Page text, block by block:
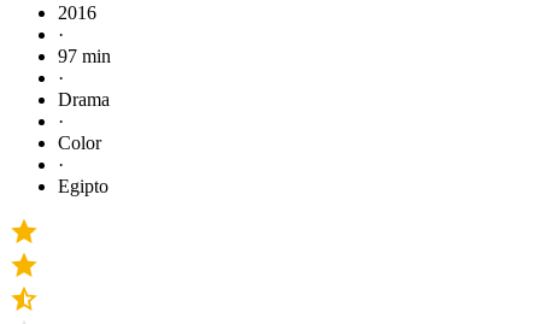
2016
·
97 min
·
Drama
·
Color
·
Egipto